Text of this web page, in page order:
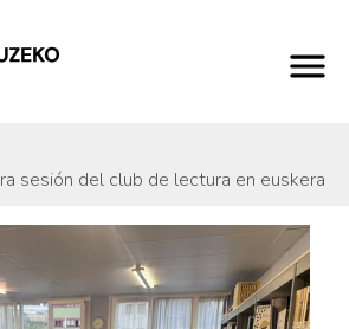
sesión del club de lectura en euskera